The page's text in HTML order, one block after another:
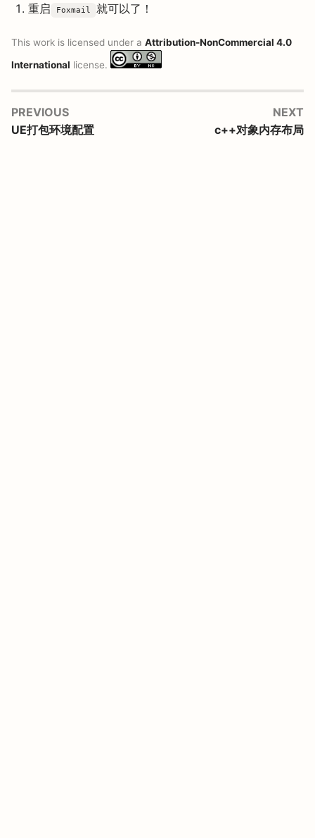
重启 Foxmail 就可以了！
This work is licensed under a Attribution-NonCommercial 4.0
International license.
PREVIOUS
UE打包环境配置
NEXT
c++对象内存布局